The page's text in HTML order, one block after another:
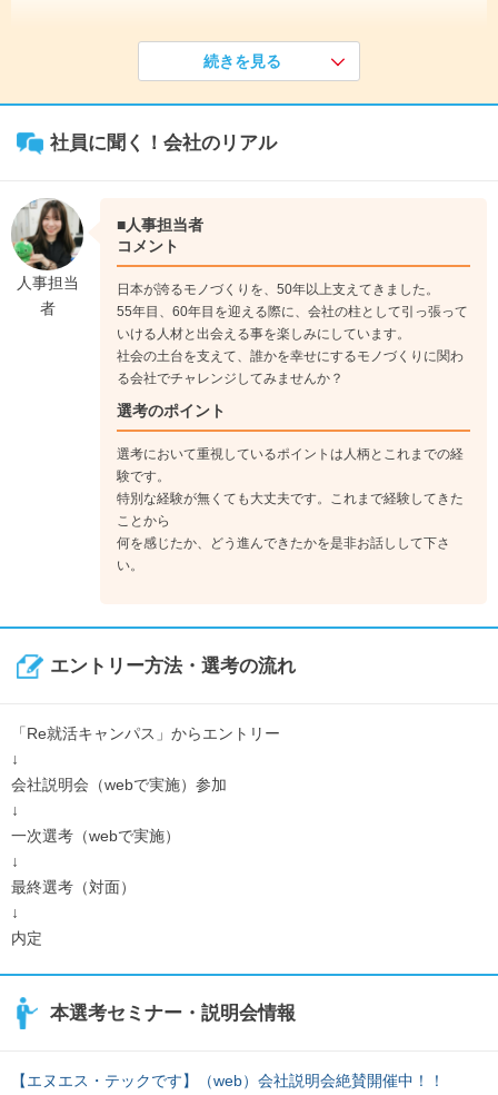
まずは会社の原点であるモノづくりの現場で、様々なモノづく
《入社3年目》
業務に従事。
製造キャリア正社員→労務管理職
製造現場での経験を積んだ後、自ら手を挙げて業務担当へキャ
リアチェンジ。採用から入社後フォローまで担い、スタッフの
悩みに寄り添う存在へ。将来は担当拠点や取引先を拡大し、地
ロを目指せます。
《入社1年目》
まずは会社の原点であるモノづくりの現場で、様々なモノづく
《入社3年目》
続きを見る
社員に聞く！会社のリアル
人事担当
者
■人事担当者
コメント
日本が誇るモノづくりを、50年以上支えてきました。
55年目、60年目を迎える際に、会社の柱として引っ張って
いける人材と出会える事を楽しみにしています。
社会の土台を支えて、誰かを幸せにするモノづくりに関わ
る会社でチャレンジしてみませんか？
選考のポイント
選考において重視しているポイントは人柄とこれまでの経
験です。
特別な経験が無くても大丈夫です。これまで経験してきた
ことから
何を感じたか、どう進んできたかを是非お話しして下さ
い。
エントリー方法・選考の流れ
「Re就活キャンパス」からエントリー
↓
会社説明会（webで実施）参加
↓
一次選考（webで実施）
↓
最終選考（対面）
↓
内定
本選考セミナー・説明会情報
【エヌエス・テックです】（web）会社説明会絶賛開催中！！